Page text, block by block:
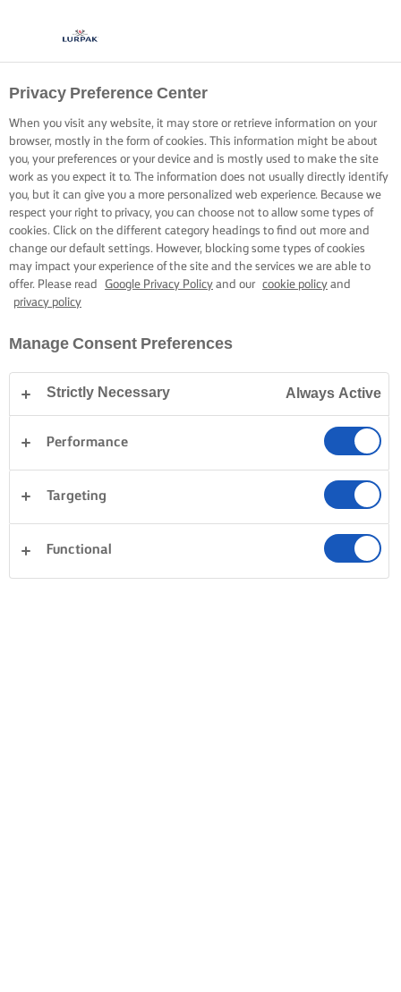
Privacy Preference Center
When you visit any website, it may store or retrieve information on your
browser, mostly in the form of cookies. This information might be about
you, your preferences or your device and is mostly used to make the site
work as you expect it to. The information does not usually directly identify
you, but it can give you a more personalized web experience. Because we
respect your right to privacy, you can choose not to allow some types of
cookies. Click on the different category headings to find out more and
change our default settings. However, blocking some types of cookies
may impact your experience of the site and the services we are able to
offer. Please read
Google Privacy Policy and our cookie policy and
privacy policy
Manage Consent Preferences
Strictly Necessary Always Active
Performance
Targeting
Functional